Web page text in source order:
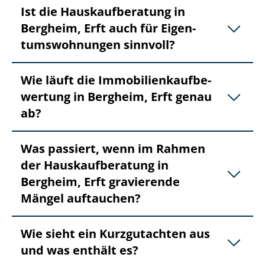
Ist die Haus­kauf­be­ra­tung in
Bergheim, Erft auch für Ei­gen­
tums­woh­nun­gen sinnvoll?
Wie läuft die Im­mo­bi­li­en­kauf­be­
wer­tung in Bergheim, Erft genau
ab?
Was passiert, wenn im Rahmen
der Haus­kauf­be­ra­tung in
Bergheim, Erft gravierende
Mängel auftauchen?
Wie sieht ein Kurzgutachten aus
und was enthält es?